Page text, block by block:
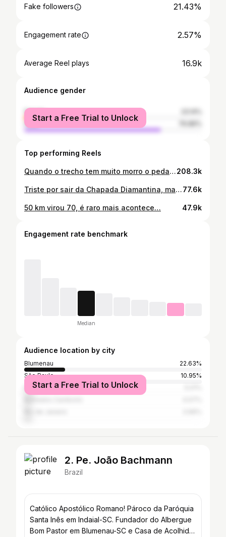
Fake followers 21.43%
Engagement rate 2.57%
Average Reel plays 16.9k
Audience gender
female
male
Start a Free Trial to Unlock
Top performing Reels
Quando o trecho tem muito morro o pedal vira passeio, apenas 42km.208.3k
Triste por sair da Chapada Diamantina, mas feliz que tô chegando no litoral.77.6k
50 km virou 70, é raro mais acontece… 47.9k
Engagement rate benchmark
Median
Audience location by city
Blumenau
22.63%
São Paulo
10.95%
Florianópolis
Start a Free Trial to Unlock
2. Pe. João Bachmann
Brazil
Católico Apostólico Romano! Pároco da Paróquia
Santa Inês em Indaial-SC. Fundador do Albergue
Bom Pastor em Blumenau-SC e Casa de Acolhida